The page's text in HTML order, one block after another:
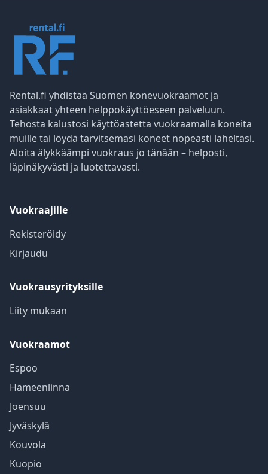
Rental.fi yhdistää Suomen konevuokraamot ja
asiakkaat yhteen helppokäyttöeseen palveluun.
Tehosta kalustosi käyttöastetta vuokraamalla koneita
muille tai löydä tarvitsemasi koneet nopeasti läheltäsi.
Aloita älykkäämpi vuokraus jo tänään – helposti,
läpinäkyvästi ja luotettavasti.
Vuokraajille
Rekisteröidy
Kirjaudu
Vuokrausyrityksille
Liity mukaan
Vuokraamot
Espoo
Hämeenlinna
Joensuu
Jyväskylä
Kouvola
Kuopio